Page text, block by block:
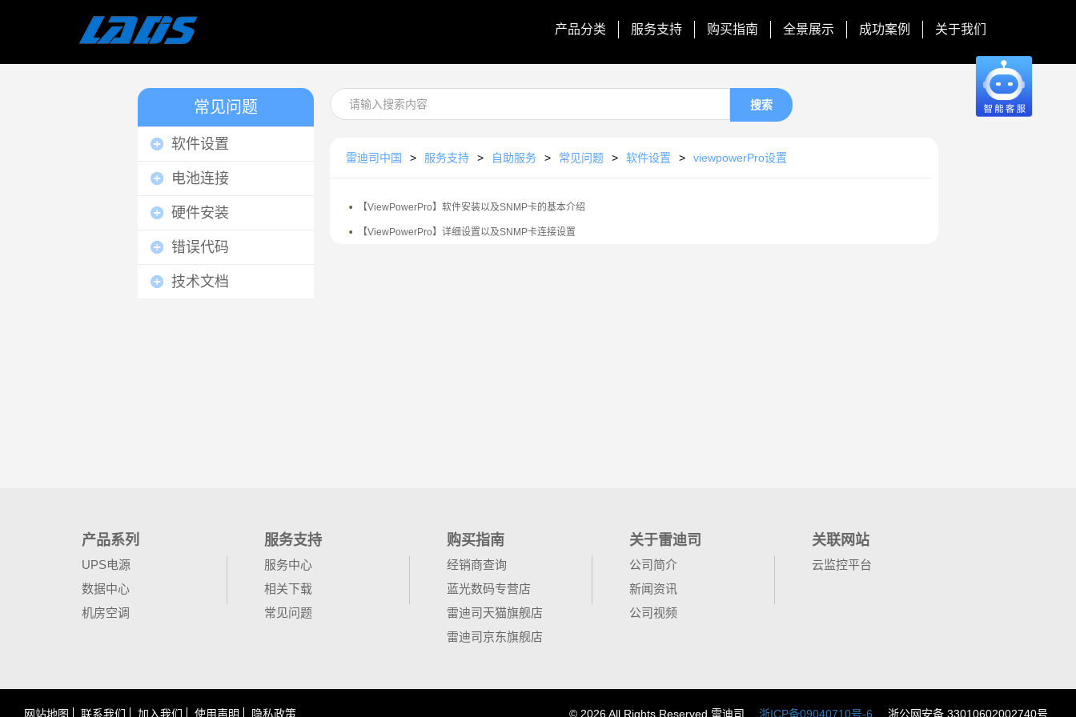
产品分类 服务支持 购买指南 全景展示 成功案例 关于我们
常见问题
软件设置
电池连接
硬件安装
错误代码
技术文档
搜索
雷迪司中国 > 服务支持 > 自助服务 > 常见问题 > 软件设置 > viewpowerPro设置
【ViewPowerPro】软件安装以及SNMP卡的基本介绍
【ViewPowerPro】详细设置以及SNMP卡连接设置
产品系列
UPS电源
数据中心
机房空调
服务支持
服务中心
相关下载
常见问题
购买指南
经销商查询
蓝光数码专营店
雷迪司天猫旗舰店
雷迪司京东旗舰店
关于雷迪司
公司简介
新闻资讯
公司视频
关联网站
云监控平台
网站地图 联系我们 加入我们 使用声明 隐私政策 © 2026 All Rights Reserved 雷迪司 浙ICP备09040710号-6 浙公网安备 33010602002740号